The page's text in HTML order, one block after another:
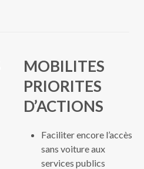
MOBILITES
PRIORITES
D’ACTIONS
Faciliter encore l’accès
sans voiture aux
services publics